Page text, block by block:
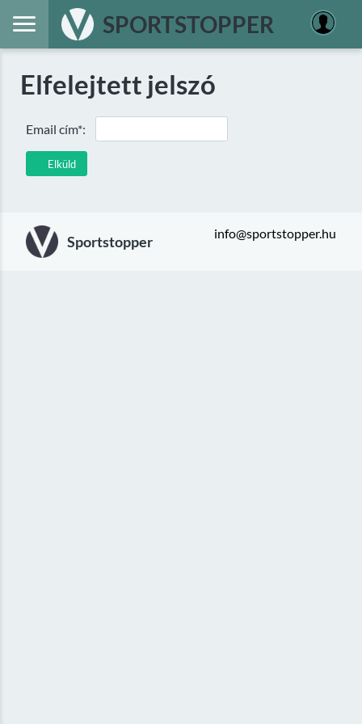
SPORTSTOPPER
Elfelejtett jelszó
Elküld
Email cím*:
Sportstopper info@sportstopper.hu